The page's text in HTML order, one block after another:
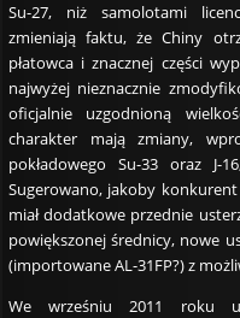
Su-27, niż samolotami
zmieniają faktu, że Chiny
płatowca i znacznej części
najwyżej nieznacznie
oficjalnie uzgodnioną
charakter mają zmiany,
pokładowego Su-33 oraz J-
Sugerowano, jakoby konkurent
miał dodatkowe przednie
powiększonej średnicy, nowe
(importowane AL-31FP?) z
We wrześniu 2011 roku